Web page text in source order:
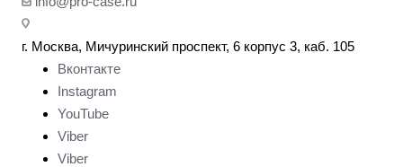
г. Москва, Мичуринский проспект, 6 корпус 3, каб. 105
Вконтакте
Instagram
YouTube
Viber
Viber